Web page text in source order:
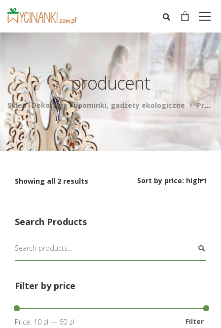
producent
Sklep -Dekoracje i upominki, gadżety ekologiczne Products
Showing all 2 results
Search Products
Filter by price
Filter
Price: 10 zł — 60 zł